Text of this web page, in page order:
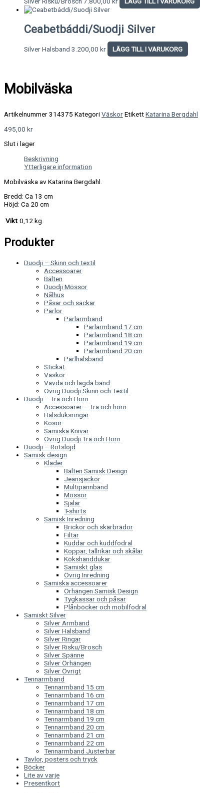
Ceabetbáddi/Suodji Silver
Silver Halsband 3.200,00 kr LÄGG TILL I VARUKORG
Mobilväska
Artikelnummer314375 KategoriVäskorEtikettKatarina Bergdahl
495,00 kr
Slut i lager
Beskrivning
Ytterligare information
Mobilväska av Katarina Bergdahl.
Bredd: Ca 13 cm
Höjd: Ca 20 cm
Vikt 0,12 kg
Produkter
Duodji – Skinn och textil
Accessoarer
Bälten
Duodji Mössor
Nålhus
Påsar och säckar
Pärlor
Pärlarmband
Pärlarmband 17 cm
Pärlarmband 18 cm
Pärlarmband 19 cm
Pärlarmband 20 cm
Pärlhalsband
Stickat
Väskor
Vävda och lagda band
Övrig Duodji Skinn och Textil
Duodji – Trä och Horn
Accessoarer – Trä och horn
Halsduksringar
Kosor
Samiska Knivar
Övrig Duodji Trä och Horn
Duodji – Rotslöjd
Samisk design
Kläder
Bälten Samisk Design
Jeansjackor
Multipannband
Mössor
Sjalar
T-shirts
Samisk Inredning
Brickor och skärbrädor
Filtar
Kuddar och kuddfodral
Koppar, tallrikar och skålar
Kökshanddukar
Samiskt glas
Övrig Inredning
Samiska accessoarer
Örhängen Samisk Design
Tygkassar och påsar
Plånböcker och mobilfodral
Samiskt Silver
Silver Armband
Silver Halsband
Silver Ringar
Silver Risku/Brosch
Silver Spänne
Silver Örhängen
Silver Övrigt
Tennarmband
Tennarmband 15 cm
Tennarmband 16 cm
Tennarmband 17 cm
Tennarmband 18 cm
Tennarmband 19 cm
Tennarmband 20 cm
Tennarmband 21 cm
Tennarmband 22 cm
Tennarmband Justerbar
Tavlor, posters och tryck
Böcker
Lite av varje
Presentkort